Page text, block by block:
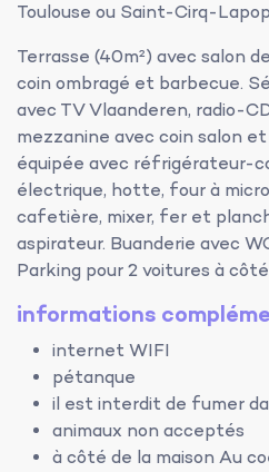
Toulouse ou Saint-Cirq-
Terrasse (40m²) avec salon
coin ombragé et barbecue.
avec TV Vlaanderen, radio-
mezzanine avec coin salon
équipée avec réfrigérateur-
électrique, hotte, four à
cafetière, mixer, fer et
aspirateur. Buanderie avec
Parking pour 2 voitures à
informations
internet WIFI
pétanque
il est interdit de fumer
animaux non acceptés
à côté de la maison Au